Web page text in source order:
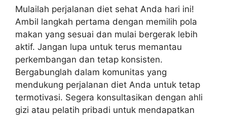
Mulailah perjalanan diet sehat Anda hari ini!
Ambil langkah pertama dengan memilih pola
makan yang sesuai dan mulai bergerak lebih
aktif. Jangan lupa untuk terus memantau
perkembangan dan tetap konsisten.
Bergabunglah dalam komunitas yang
mendukung perjalanan diet Anda untuk tetap
termotivasi. Segera konsultasikan dengan ahli
gizi atau pelatih pribadi untuk mendapatkan